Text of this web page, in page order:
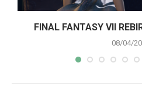
FINAL FANTASY VII
08/04/